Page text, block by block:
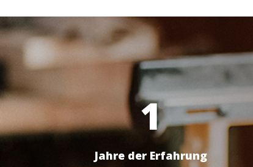
1
Jahre der Erfahrung